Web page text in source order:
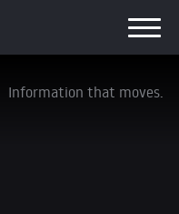
Information that moves.
Virus-Krise